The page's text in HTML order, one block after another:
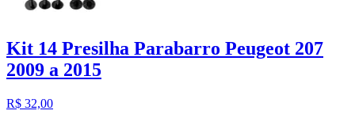
Kit 14 Presilha Parabarro Peugeot 207
2009 a 2015
R$ 32,00